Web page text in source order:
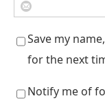
Save my
for the next
Notify me of